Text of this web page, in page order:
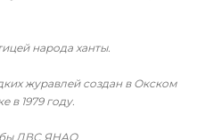
народа ханты.
журавлей создан в Окском
в 1979 году.
ДВС ЯНАО